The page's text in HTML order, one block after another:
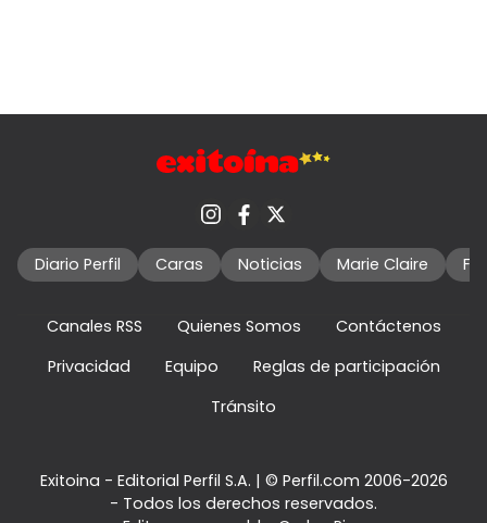
Diario Perfil Caras Noticias Marie Claire
Canales RSS Quienes Somos
Contáctenos
Privacidad
Equipo
Reglas de participación
Tránsito
Exitoina - Editorial Perfil S.A. | © Perfil.com 2006-2026
- Todos los derechos reservados.